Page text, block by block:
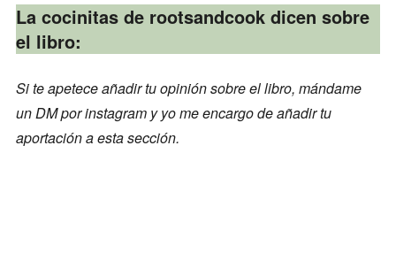
La cocinitas de rootsandcook dicen sobre
el libro:
Si te apetece añadir tu opinión sobre el libro, mándame
un DM por instagram y yo me encargo de añadir tu
aportación a esta sección.